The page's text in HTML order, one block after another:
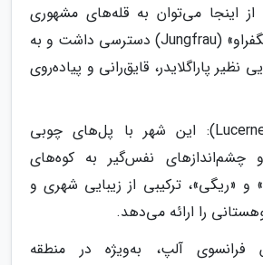
از اینجا می‌توان به قله‌های مشهوری
چون «یونگفراو» (Jungfrau) دسترسی داشت و به
نظیر پاراگلایدر، قایق‌رانی و پیاده‌روی
لوسرن (Lucerne): این شهر با پل‌های چوبی
چشم‌اندازهای نفس‌گیر به کوه‌های
و «ریگی»، ترکیبی از زیبایی شهری و
را ارائه می‌دهد.
فرانسوی آلپ، به‌ویژه در منطقه